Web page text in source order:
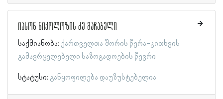
იასონ ნიკოლოზის ძე მაჩაბელი
საქმიანობა: ქართველთა შორის წერა-კითხვის
გამავრცელებელი საზოგადოების წევრი
სტატუსი: განყოფილება დაუზუსტებელია